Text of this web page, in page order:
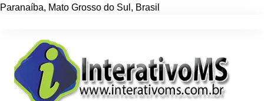
Paranaíba, Mato Grosso do Sul , Brasil
conteúdo